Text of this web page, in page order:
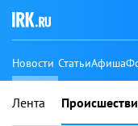
Новости СтатьиАфиша
Лента